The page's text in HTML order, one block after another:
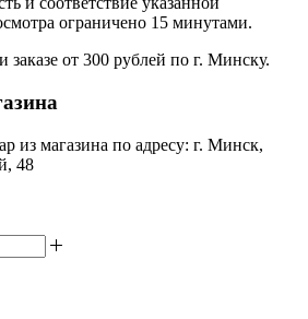
ограничено 15 минутами.
заказе от 300 рублей по г. Минску.
из магазина по адресу: г. Минск,
48